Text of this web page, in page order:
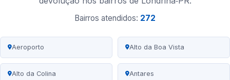
Bairros atendidos: 272
Aeroporto Alto da Boa Vista
Alto da Colina Antares